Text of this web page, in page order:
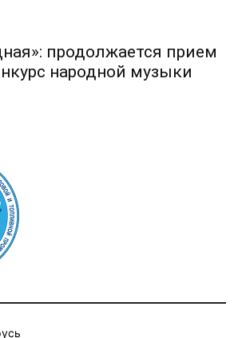
продолжается прием
народной музыки